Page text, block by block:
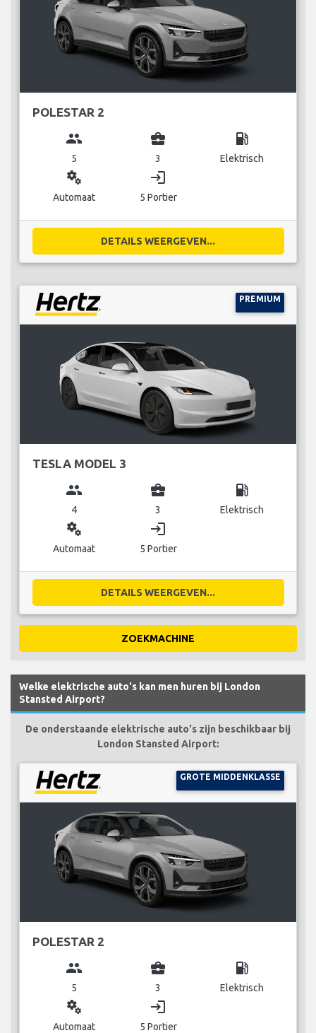
POLESTAR 2
group
5
business_center
3
local_gas_station
Elektrisch
miscellaneous_services
Automaat
login
5 Portier
DETAILS WEERGEVEN...
PREMIUM
TESLA MODEL 3
group
4
business_center
3
local_gas_station
Elektrisch
miscellaneous_services
Automaat
login
5 Portier
DETAILS WEERGEVEN...
ZOEKMACHINE
Welke elektrische auto's kan men huren bij London
Stansted Airport?
De onderstaande elektrische auto's zijn beschikbaar bij
London Stansted Airport:
GROTE MIDDENKLASSE
POLESTAR 2
group
5
business_center
3
local_gas_station
Elektrisch
miscellaneous_services
Automaat
login
5 Portier